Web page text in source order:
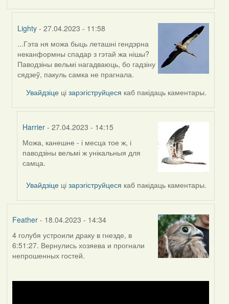
Lighty - 27.04.2023 - 11:58
In
reply
to
by
Harrier
...Гэта ня можа быць леташні гендэрна
неканформны спадар з гэтай жа нішы?
Паводзіны вельмі нагадваюць, бо гадзіну
сядзеў, пакуль самка не прагнала.
Увайдзіце цізарэгіструйцеся каб пакідаць каментары.
Harrier - 27.04.2023 - 14:15
In
reply
to
Lighty
Можа, канешне - і месца тое ж, і
паводзіны вельмі ж унікальныя для
самца.
Увайдзіце цізарэгіструйцеся каб пакідаць каментары.
Feather- 18.04.2023 - 14:34
4 голубя устроили драку в гнезде, в
6:51:27. Вернулись хозяева и прогнали
непрошенных гостей.